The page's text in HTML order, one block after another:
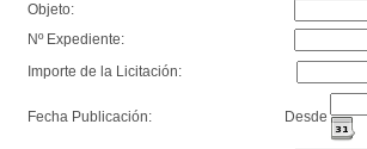
Objeto:
Nº Expediente:
Importe de la Licitación:
Fecha Publicación: Desde